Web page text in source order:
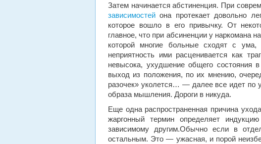
Затем начинается абстиненция. При
зависимостей она протекает довольно
которое вошло в его привычку. От
главное, что при абсиненции у наркомана
которой многие больные сходят с
неприятность ими расценивается как
невысока, ухудшение общего
выход из положения, по их мнению,
разочек» уколется… — далее все идет по
образа мышления. Дороги в никуда.
Еще одна распространенная причина
жаргонный термин определяет
зависимому другим.Обычно если в
остальным. Это — ужасная, и порой